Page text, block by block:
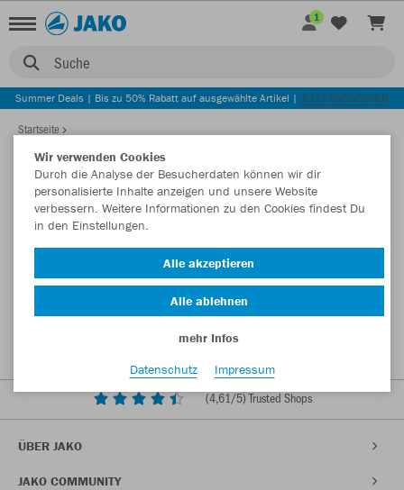
Suche
1
Summer Deals | Bis zu 50% Rabatt auf ausgewählte Artikel | JETZT ENTDECKEN
Startseite
(4,61/5) Trusted Shops
ÜBER JAKO
JAKO COMMUNITY
Wir verwenden Cookies
Durch die Analyse der Besucherdaten können wir dir
personalisierte Inhalte anzeigen und unsere Website
verbessern. Weitere Informationen zu den Cookies findest Du
in den Einstellungen.
Alle akzeptieren
Alle ablehnen
mehr Infos
Datenschutz
Impressum